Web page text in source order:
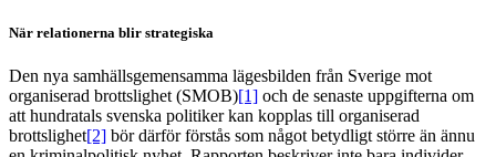
När relationerna blir strategiska
Den nya samhällsgemensamma lägesbilden från Sverige mot
organiserad brottslighet (SMOB)[1] och de senaste uppgifterna om
att hundratals svenska politiker kan kopplas till organiserad
brottslighet[2] bör därför förstås som något betydligt större än ännu